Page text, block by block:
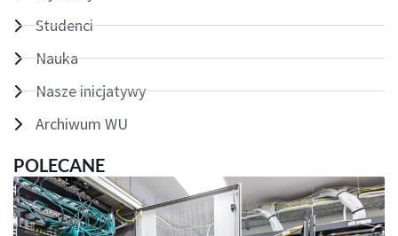
Studenci
Nauka
Nasze inicjatywy
Archiwum WU
POLECANE